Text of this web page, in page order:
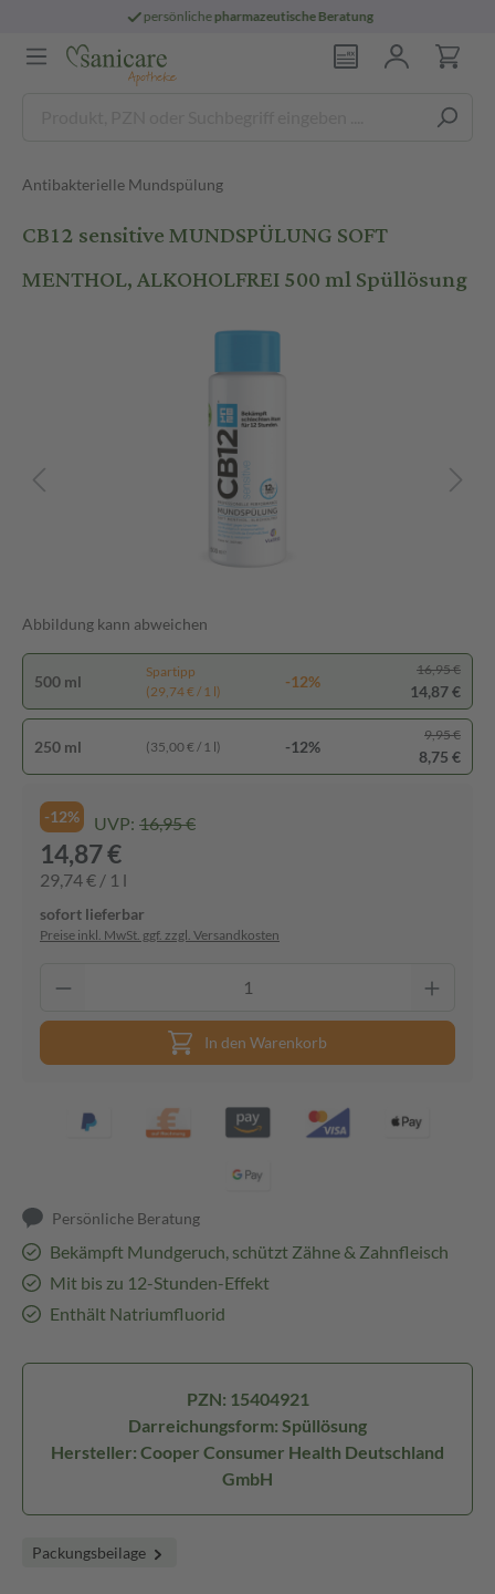
persönlichepharmazeutische Beratung
Antibakterielle Mundspülung
CB12 sensitive MUNDSPÜLUNG SOFT
MENTHOL, ALKOHOLFREI 500 ml Spüllösung
Abbildung kann abweichen
500 ml
Spartipp
(29,74 € / 1 l)
-12%
16,95 €
14,87 €
250 ml (35,00 € / 1 l) -12%
9,95 €
8,75 €
-12% UVP: 16,95 €
14,87 €
29,74 € / 1 l
sofort lieferbar
Preise inkl. MwSt. ggf. zzgl. Versandkosten
In den Warenkorb
Persönliche Beratung
Bekämpft Mundgeruch, schützt Zähne & Zahnfleisch
Mit bis zu 12-Stunden-Effekt
Enthält Natriumfluorid
PZN: 15404921
Darreichungsform: Spüllösung
Hersteller: Cooper Consumer Health Deutschland
GmbH
Packungsbeilage